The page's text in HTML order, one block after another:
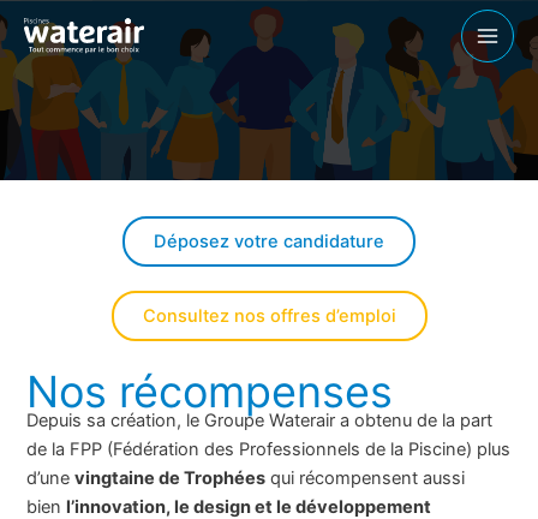
Aller
au
contenu
Déposez votre candidature
Consultez nos offres d’emploi
Nos récompenses
Depuis sa création, le Groupe Waterair a obtenu de la part
de la FPP (Fédération des Professionnels de la Piscine) plus
d’unevingtaine de Trophées qui récompensent aussi
bienl’innovation, le design et le développement